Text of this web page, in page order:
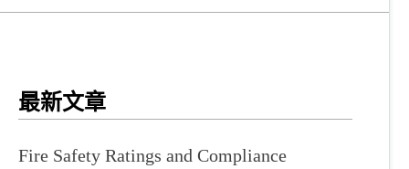
最新文章
Fire Safety Ratings and Compliance